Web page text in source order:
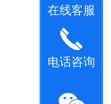
在线客服
电话咨询